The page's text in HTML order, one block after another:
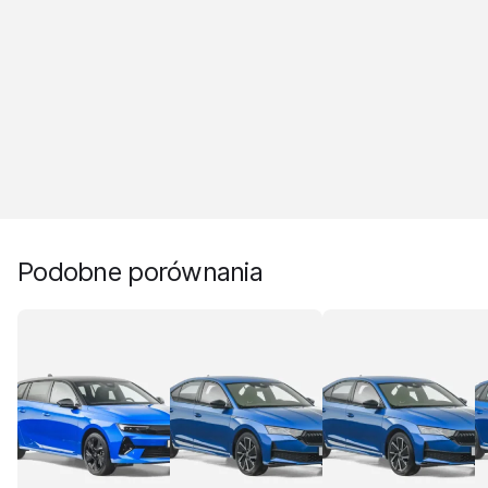
Podobne porównania